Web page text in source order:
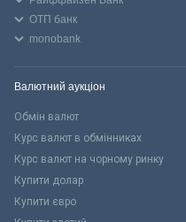
ОТП банк
monobank
Валютний аукціон
Обмін валют
Курс валют в обмінниках
Курс валют на чорному ринку
Купити долар
Купити євро